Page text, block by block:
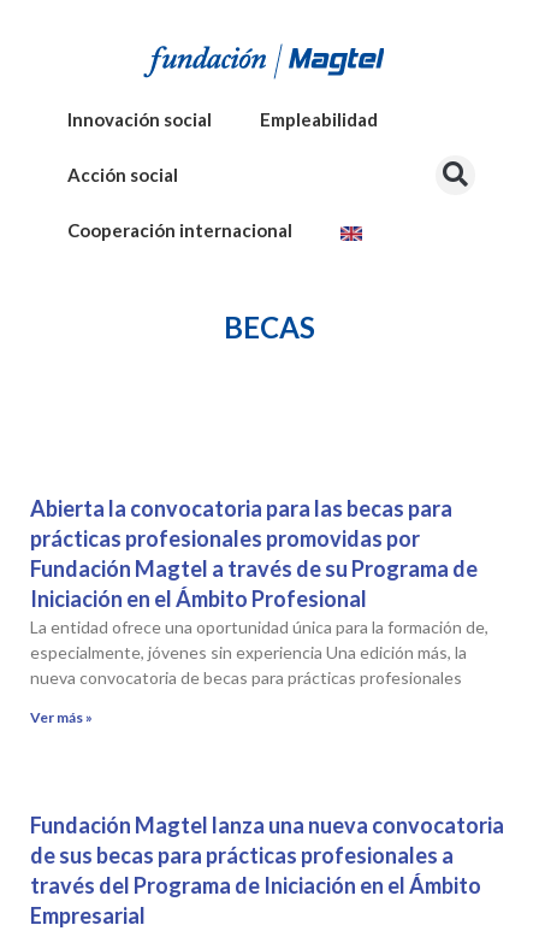
Innovación social Empleabilidad
Acción social
Cooperación internacional
BECAS
Abierta la convocatoria para las becas para
prácticas profesionales promovidas por
Fundación Magtel a través de su Programa de
Iniciación en el Ámbito Profesional
La entidad ofrece una oportunidad única para la formación de,
especialmente, jóvenes sin experiencia Una edición más, la
nueva convocatoria de becas para prácticas profesionales
Ver más »
Fundación Magtel lanza una nueva convocatoria
de sus becas para prácticas profesionales a
través del Programa de Iniciación en el Ámbito
Empresarial